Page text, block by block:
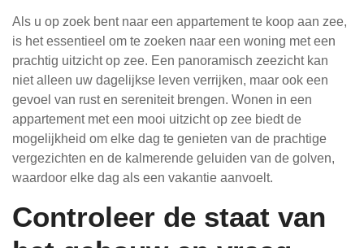
Als u op zoek bent naar een appartement te koop aan zee,
is het essentieel om te zoeken naar een woning met een
prachtig uitzicht op zee. Een panoramisch zeezicht kan
niet alleen uw dagelijkse leven verrijken, maar ook een
gevoel van rust en sereniteit brengen. Wonen in een
appartement met een mooi uitzicht op zee biedt de
mogelijkheid om elke dag te genieten van de prachtige
vergezichten en de kalmerende geluiden van de golven,
waardoor elke dag als een vakantie aanvoelt.
Controleer de staat van